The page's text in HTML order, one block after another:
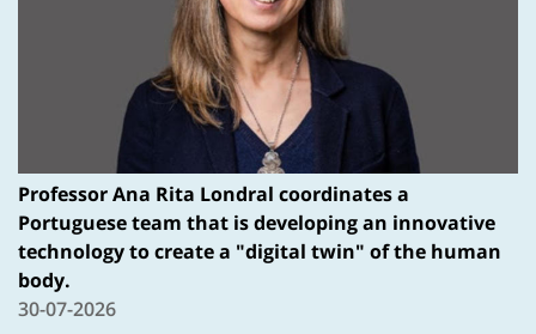
Professor Ana Rita Londral coordinates a
Portuguese team that is developing an innovative
technology to create a "digital twin" of the human
body.
30-07-2026